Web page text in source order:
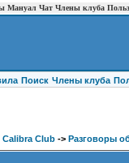
Мануал Чат Члены клуба
Поиск Члены клуба
Club-> Разговоры